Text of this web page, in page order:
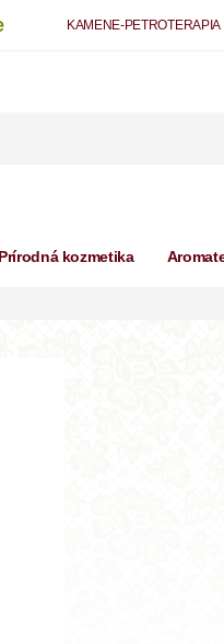
KAMENE-PETROTERAPIA
Prírodná kozmetika